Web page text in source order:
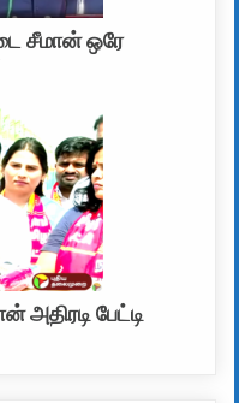
சீமான் ஒரே
அதிரடி பேட்டி